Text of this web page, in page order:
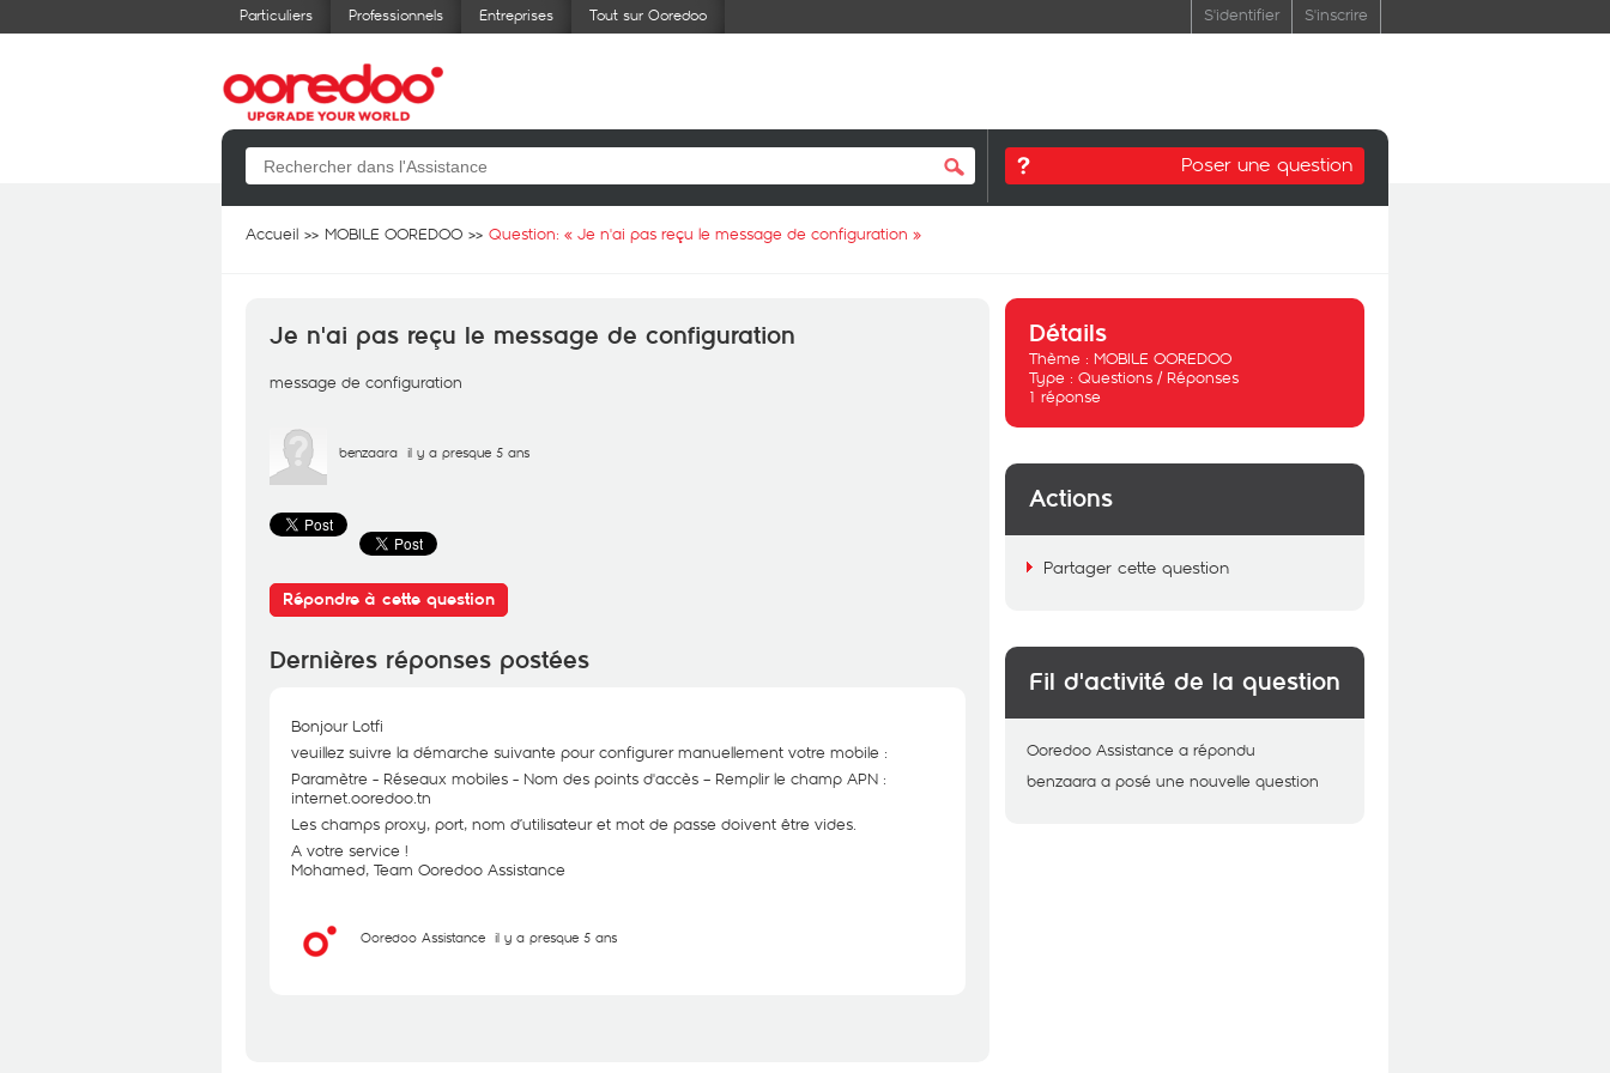
Particuliers Professionnels Entreprises Tout sur Ooredoo S'identifier S'inscrire
Poser une question
Accueil MOBILE OOREDOO Question: « Je n'ai pas reçu le message de configuration »
Je n'ai pas reçu le message de configuration
message de configuration
benzaara il y a presque 5 ans
Répondre à cette question
Dernières réponses postées
Bonjour Lotfi
veuillez suivre la démarche suivante pour configurer manuellement votre mobile :
Paramètre - Réseaux mobiles - Nom des points d'accès – Remplir le champ APN :
internet.ooredoo.tn
Les champs proxy, port, nom d’utilisateur et mot de passe doivent être vides.
A votre service !
Mohamed, Team Ooredoo Assistance
Ooredoo Assistance il y a presque 5 ans
Détails
Thème : MOBILE OOREDOO
Type : Questions / Réponses
1 réponse
Actions
Partager cette question
Fil d'activité de la question
Ooredoo Assistance a répondu
benzaara a posé une nouvelle question